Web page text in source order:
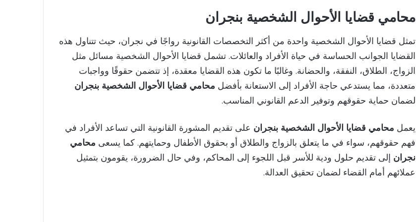
محامي قضايا الأحوال الشخصية بنجران
تمثل قضايا الأحوال الشخصية واحدة من أكثر التخصصات القانونية رواجًا في نجران، حيث تتناول هذه
القضايا الجوانب الحساسة في حياة الأفراد والعائلات. تشمل قضايا الأحوال الشخصية مسائل مثل
الزواج، الطلاق، النفقة، والحضانة. وغالبًا ما تكون هذه القضايا معقدة، إذ تتضمن حقوقًا وواجبات
متعددة، مما يستدعي حاجة الأفراد إلى الاستعانة بأفضل محامي قضايا الأحوال الشخصية بنجران
لضمان حماية حقوقهم وتوفير الدعم القانوني المناسب.
يعمل محامي قضايا الأحوال الشخصية بنجران على تقديم المشورة القانونية التي تساعد الأفراد في
فهم حقوقهم، سواء في ما يتعلق بالزواج والطلاق أو بحقوق الأطفال وحمايتهم. كما يسعى محامي
نجران إلى تقديم حلول ودية للأسر قبل اللجوء إلى المحاكم، وفي حال الضرورة، يقومون بتمثيل
عملائهم أمام القضاء لضمان تحقيق العدالة.